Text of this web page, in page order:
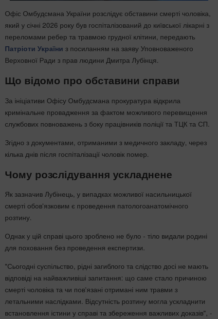
Офіс Омбудсмана України розслідує обставини смерті чоловіка,
який у січні 2026 року був госпіталізований до київської лікарні з
переломами ребер та травмою грудної клітини, передають
Патріоти України з посиланням на заяву Уповноваженого
Верховної Ради з прав людини Дмитра Лубінця.
Що відомо про обставини справи
За ініціативи Офісу Омбудсмана прокуратура відкрила
кримінальне провадження за фактом можливого перевищення
службових повноважень з боку працівників поліції та ТЦК та СП.
Згідно з документами, отриманими з медичного закладу, через
кілька днів після госпіталізації чоловік помер.
Чому розслідування ускладнене
Як зазначив Лубінець, у випадках можливої насильницької
смерті обов'язковим є проведення патологоанатомічного
розтину.
Однак у цій справі цього зроблено не було - тіло видали родині
для поховання без проведення експертизи.
"Сьогодні суспільство, рідні загиблого та слідство досі не мають
відповіді на найважливіші запитання: що саме стало причиною
смерті чоловіка та чи пов'язані отримані ним травми з
летальними наслідками. Відсутність розтину могла ускладнити
встановлення істини у справі та збереження важливих доказів", -